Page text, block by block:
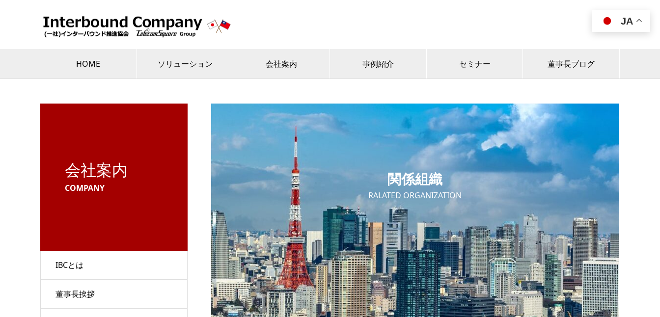

HOME ソリューション 会社案内 事例紹介 セミナー 董事長ブログ
会社案内
COMPANY
IBCとは
董事長挨拶
関係組織
RALATED ORGANIZATION
JA